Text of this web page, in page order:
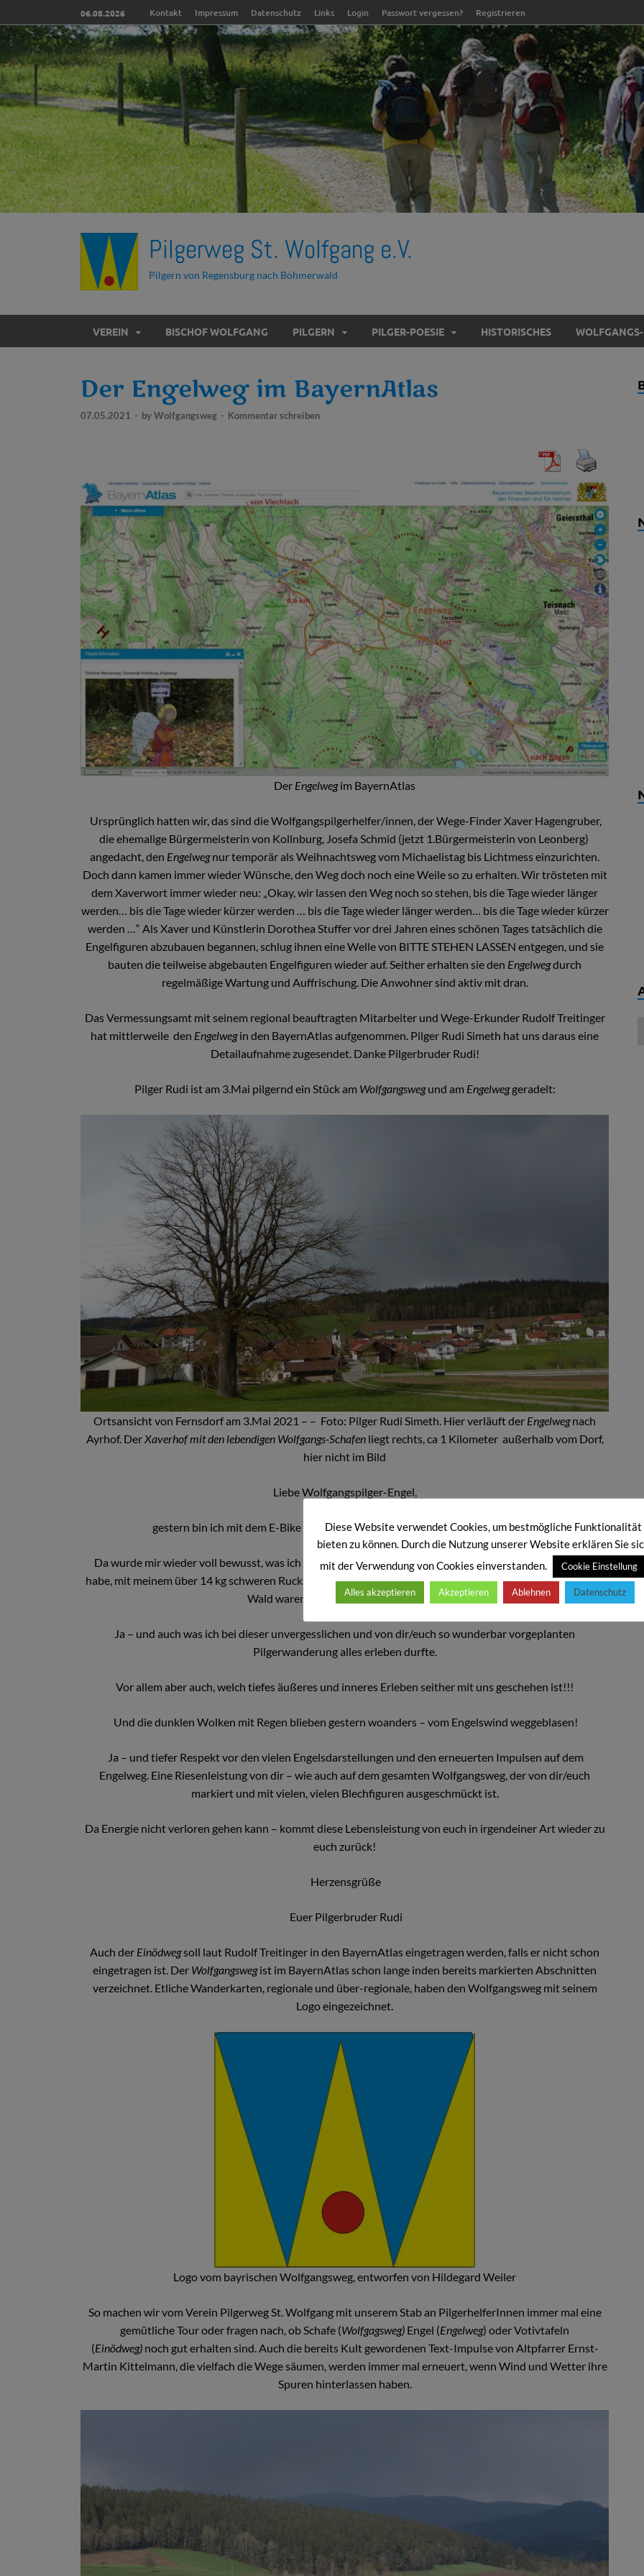
06.08.2026 Kontakt Impressum Datenschutz Links Login Passwort vergessen? Registrieren
Pilgerweg St. Wolfgang e.V.
Pilgern von Regensburg nach Böhmerwald
VEREIN BISCHOF WOLFGANG PILGERN PILGER-POESIE HISTORISCHES
Der Engelweg im BayernAtlas
07.05.2021 - byWolfgangsweg - Kommentar schreiben
Der Engelwegim BayernAtlas
Ursprünglich hatten wir, das sind die Wolfgangspilgerhelfer/innen, der Wege-Finder Xaver Hagengruber,
die ehemalige Bürgermeisterin von Kollnburg, Josefa Schmid (jetzt 1.Bürgermeisterin von Leonberg)
angedacht, den Engelwegnur temporär als Weihnachtsweg vom Michaelistag bis Lichtmess einzurichten.
Doch dann kamen immer wieder Wünsche, den Weg doch noch eine Weile so zu erhalten. Wir trösteten mit
dem Xaverwort immer wieder neu: „Okay, wir lassen den Weg noch so stehen, bis die Tage wieder länger
werden… bis die Tage wieder kürzer werden … bis die Tage wieder länger werden… bis die Tage wieder kürzer
werden …“ Als Xaver und Künstlerin Dorothea Stuffer vor drei Jahren eines schönen Tages tatsächlich die
Engelfiguren abzubauen begannen, schlug ihnen eine Welle von BITTE STEHEN LASSEN entgegen, und sie
bauten die teilweise abgebauten Engelfiguren wieder auf. Seither erhalten sie den Engelwegdurch
regelmäßige Wartung und Auffrischung. Die Anwohner sind aktiv mit dran.
Das Vermessungsamt mit seinem regional beauftragten Mitarbeiter und Wege-Erkunder Rudolf Treitinger
hat mittlerweile den Engelwegin den BayernAtlas aufgenommen. Pilger Rudi Simeth hat uns daraus eine
Detailaufnahme zugesendet. Danke Pilgerbruder Rudi!
Pilger Rudi ist am 3.Mai pilgernd ein Stück am Wolfgangswegund am Engelweggeradelt:
Ortsansicht von Fernsdorf am 3.Mai 2021 – – Foto: Pilger Rudi Simeth. Hier verläuft der Engelwegnach
Ayrhof. Der Xaverhof mit den lebendigen Wolfgangs-Schafen liegt rechts, ca 1 Kilometer außerhalb vom Dorf,
hier nicht im Bild
Liebe Wolfgangspilger-Engel,
gestern bin ich mit dem E-Bike den Wolfgangsweg und den Engelweg gefahren.
Da wurde mir wieder voll bewusst, was ich bei meiner großen Wolfgangsweg-Pilgertour 2014 geleistet
habe, mit meinem über 14 kg schweren Rucksack diese Auf- und Ab Etappen zu wandern – Im Bayerischen
Wald waren ja die meisten Höhenmeter.
Ja – und auch was ich bei dieser unvergesslichen und von dir/euch so wunderbar vorgeplanten
Pilgerwanderung alles erleben durfte.
Vor allem aber auch, welch tiefes äußeres und inneres Erleben seither mit uns geschehen ist!!!
Und die dunklen Wolken mit Regen blieben gestern woanders – vom Engelswind weggeblasen!
Ja – und tiefer Respekt vor den vielen Engelsdarstellungen und den erneuerten Impulsen auf dem
Engelweg. Eine Riesenleistung von dir – wie auch auf dem gesamten Wolfgangsweg, der von dir/euch
markiert und mit vielen, vielen Blechfiguren ausgeschmückt ist.
Da Energie nicht verloren gehen kann – kommt diese Lebensleistung von euch in irgendeiner Art wieder zu
euch zurück!
Herzensgrüße
Euer Pilgerbruder Rudi
Auch der Einödwegsoll laut Rudolf Treitinger in den BayernAtlas eingetragen werden, falls er nicht schon
eingetragen ist. Der Wolfgangswegist im BayernAtlas schon lange inden bereits markierten Abschnitten
verzeichnet. Etliche Wanderkarten, regionale und über-regionale, haben den Wolfgangsweg mit seinem
Logo eingezeichnet.
Logo vom bayrischen Wolfgangsweg, entworfen von Hildegard Weiler
So machen wir vom Verein Pilgerweg St. Wolfgang mit unserem Stab an PilgerhelferInnen immer mal eine
gemütliche Tour oder fragen nach, ob Schafe (Wolfgagsweg) Engel (Engelweg) oder Votivtafeln
(Einödweg)noch gut erhalten sind. Auch die bereits Kult gewordenen Text-Impulse von Altpfarrer Ernst-
Martin Kittelmann, die vielfach die Wege säumen, werden immer mal erneuert, wenn Wind und Wetter ihre
Spuren hinterlassen haben.
Diese Website verwendet Cookies, um bestmögliche Funktionalität
bieten zu können. Durch die Nutzung unserer Website erklären Sie
mit der Verwendung von Cookies einverstanden.
Cookie Einstellung
Alles akzeptieren Akzeptieren Ablehnen Datenschutz